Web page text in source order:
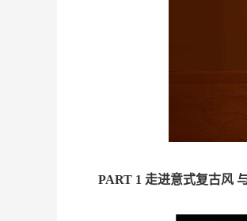
PART 1 走进意式复古风